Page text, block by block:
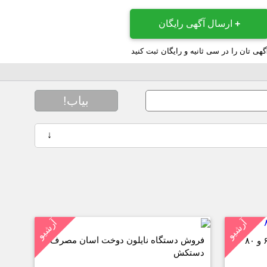
+ارسال آگهی رایگان
آگهی تان را در سی ثانیه و رایگان ثبت کنید
بیاب!
↓
آرشیو آرشیو
فروش دستگاه نایلون دوخت اسان مصرف و
دستکش